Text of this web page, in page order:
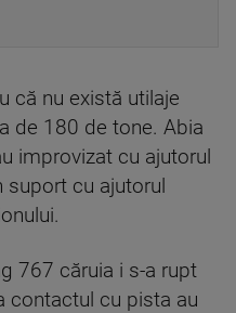
că nu există utilaje
de 180 de tone. Abia
improvizat cu ajutorul
suport cu ajutorul
767 căruia i s-a rupt
contactul cu pista au